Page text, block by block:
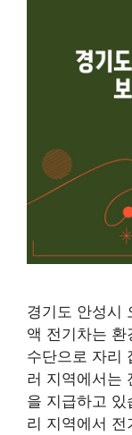
경기도 안성시
액 전기차는
수단으로 자리
러 지역에서는
을 지급하고
리 지역에서